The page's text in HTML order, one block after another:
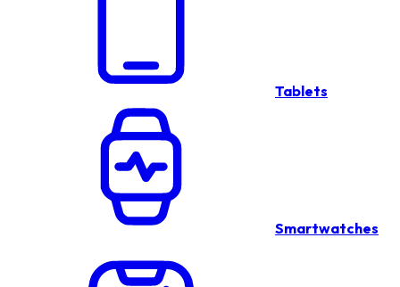
Tablets
Smartwatches